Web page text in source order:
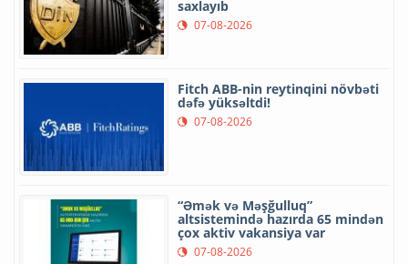
saxlayıb
07-08-2026
Fitch ABB-nin reytinqini növbəti
dəfə yüksəltdi!
07-08-2026
“Əmək və Məşğulluq”
altsistemində hazırda 65 mindən
çox aktiv vakansiya var
07-08-2026